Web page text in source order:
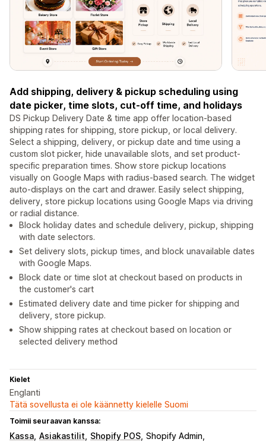
Add shipping, delivery & pickup scheduling using
date picker, time slots, cut-off time, and holidays
DS Pickup Delivery Date & time app offer location-based
shipping rates for shipping, store pickup, or local delivery.
Select a shipping, delivery, or pickup date and time using a
custom slot picker, hide unavailable slots, and set product-
specific preparation times. Show store pickup locations
visually on Google Maps with radius-based search. The widget
auto-displays on the cart and drawer. Easily select shipping,
delivery, store pickup locations using Google Maps via driving
or radial distance.
Block holiday dates and schedule delivery, pickup, shipping
with date selectors.
Set delivery slots, pickup times, and block unavailable dates
with Google Maps.
Block date or time slot at checkout based on products in
the customer's cart
Estimated delivery date and time picker for shipping and
delivery, store pickup.
Show shipping rates at checkout based on location or
selected delivery method
Kielet
Englanti
Tätä sovellusta ei ole käännetty kielelle Suomi
Toimii seuraavan kanssa:
Kassa Asiakastilit Shopify POS Shopify Admin